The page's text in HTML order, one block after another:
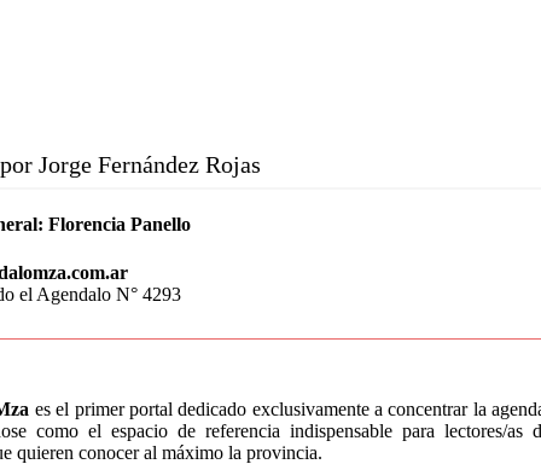
Jorge Fernández Rojas
Florencia Panello
el Agendalo N° 4293
es el primer portal dedicado exclusivamente a concentrar la
como el espacio de referencia indispensable para lectores/as
quieren conocer al máximo la provincia.